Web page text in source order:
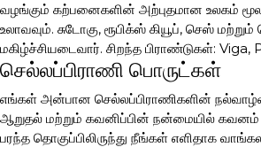
வழங்கும் கற்பனைகளின் அற்புதமான உலகம்
உலாவவும். சுடோகு, ரூபிக்ஸ் கியூப், செஸ்
மகிழ்ச்சியடைவார். சிறந்த பிராண்டுகள்:
செல்லப்பிராணி பொருட்கள்
எங்கள் அன்பான செல்லப்பிராணிகளின்
ஆறுதல் மற்றும் கவனிப்பின் நன்மையில் கவனம்
பரந்த தொகுப்பிலிருந்து நீங்கள் எளிதாக